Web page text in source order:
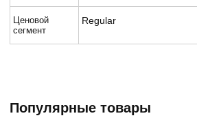
Ценовой
сегмент
Regular
Популярные товары